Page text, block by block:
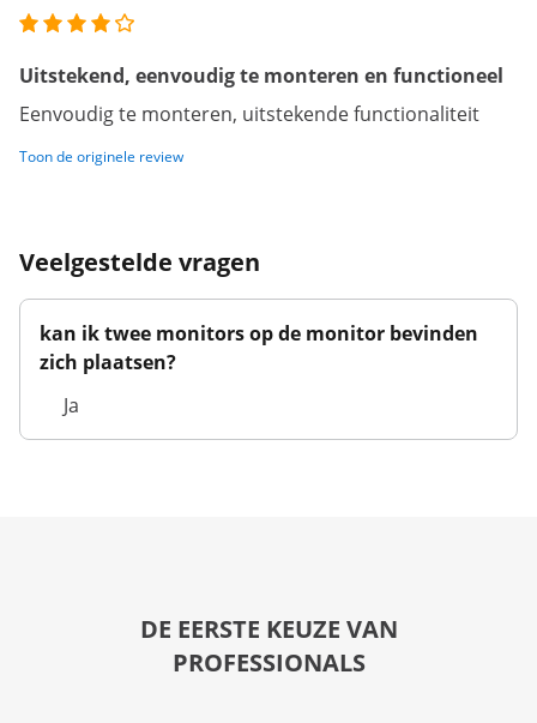
Uitstekend, eenvoudig te monteren en functioneel
Eenvoudig te monteren, uitstekende functionaliteit
Toon de originele review
Veelgestelde vragen
kan ik twee monitors op de monitor bevinden
zich plaatsen?
Ja
DE EERSTE KEUZE VAN
PROFESSIONALS